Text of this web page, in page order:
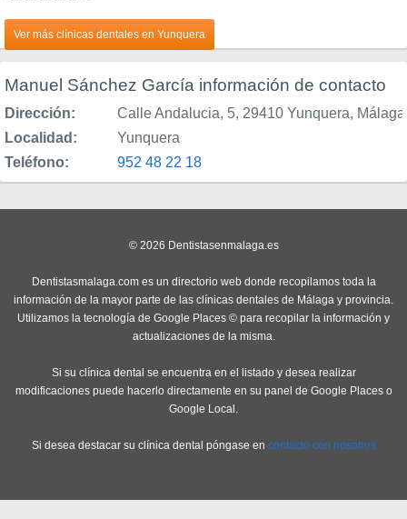
Ver más clínicas dentales en Yunquera
Manuel Sánchez García información de contacto
Dirección:
Calle Andalucia, 5, 29410 Yunquera,
Localidad:
Yunquera
Teléfono:
952 48 22 18
© 2026 Dentistasenmalaga.es
Dentistasmalaga.com es un directorio web donde recopilamos toda la
información de la mayor parte de las clínicas dentales de Málaga y provincia.
Utilizamos la tecnología de Google Places © para recopilar la información y
actualizaciones de la misma.
Si su clínica dental se encuentra en el listado y desea realizar
modificaciones puede hacerlo directamente en su panel de Google Places o
Google Local.
Si desea destacar su clínica dental póngase en contacto con nosotros